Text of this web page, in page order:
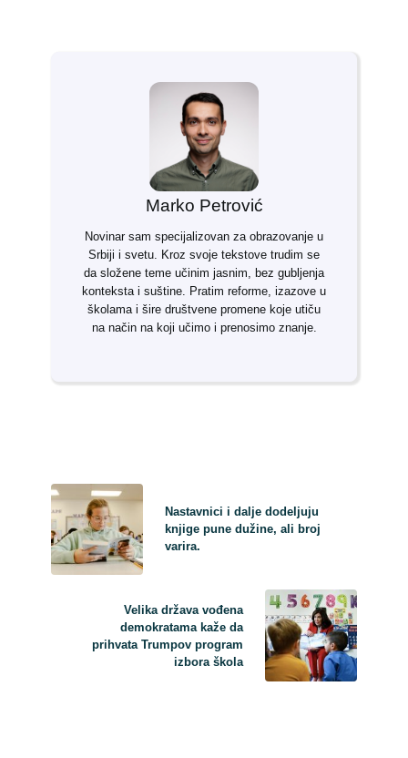
Marko Petrović
Novinar sam specijalizovan za obrazovanje u
Srbiji i svetu. Kroz svoje tekstove trudim se
da složene teme učinim jasnim, bez gubljenja
konteksta i suštine. Pratim reforme, izazove u
školama i šire društvene promene koje utiču
na način na koji učimo i prenosimo znanje.
Nastavnici i dalje dodeljuju
knjige pune dužine, ali broj
varira.
Velika država vođena
demokratama kaže da
prihvata Trumpov program
izbora škola